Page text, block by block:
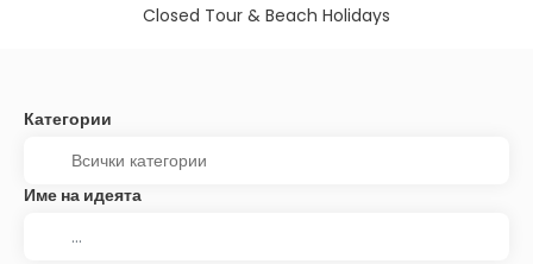
Closed Tour & Beach Holidays
Категории
Име на идеята